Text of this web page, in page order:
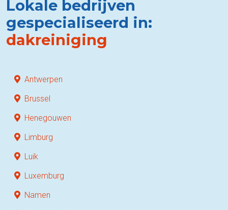
Lokale bedrijven
gespecialiseerd in:
dakreiniging
Antwerpen
Brussel
Henegouwen
Limburg
Luik
Luxemburg
Namen